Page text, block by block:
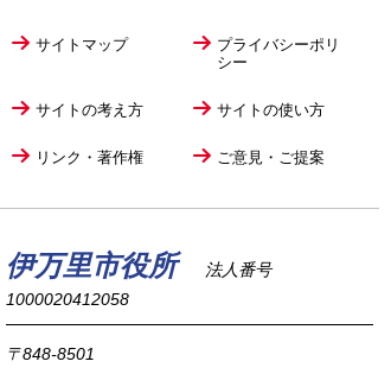
サイトマップ
プライバシーポリ
シー
サイトの考え方 サイトの使い方
リンク・著作権 ご意見・ご提案
伊万里市役所
法人番号
1000020412058
〒848-8501